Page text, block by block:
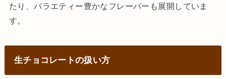
たり、バラエティー豊かなフレーバーも展開していま
す。
生チョコレートの扱い方